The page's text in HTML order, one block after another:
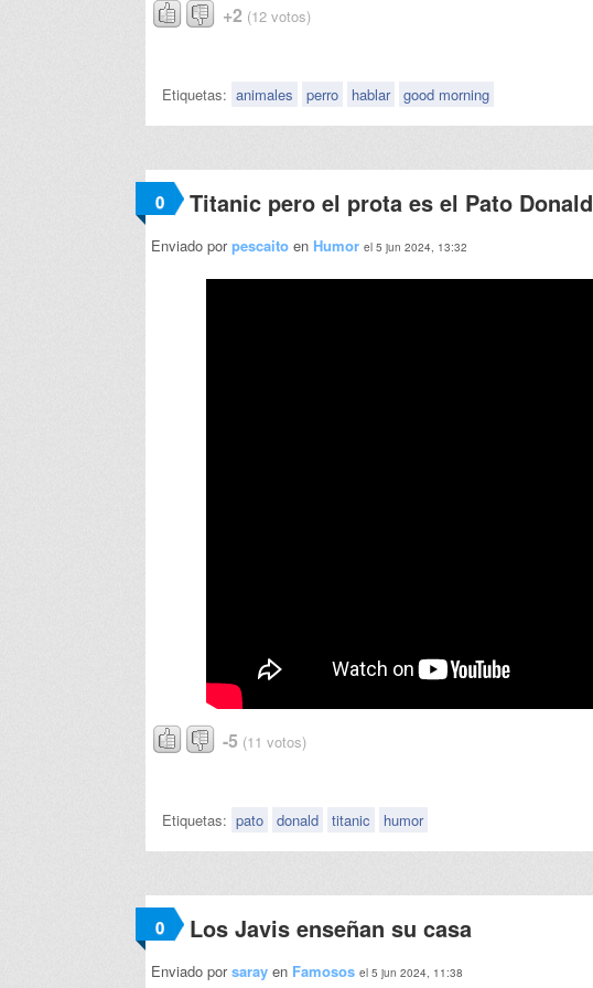
+2 (12 votos)
Etiquetas: animales perro hablar good morning
0 Titanic pero el prota es el Pato Donald
Enviado porpescaito en Humor el 5 jun 2024, 13:32
-5 (11 votos)
Etiquetas: pato donald titanic humor
0 Los Javis enseñan su casa
Enviado porsaray en Famosos el 5 jun 2024, 11:38